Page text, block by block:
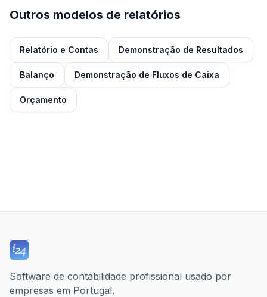
Outros modelos de relatórios
Relatório e Contas Demonstração de Resultados
Balanço Demonstração de Fluxos de Caixa
Orçamento
Software de contabilidade profissional usado por
empresas em Portugal.